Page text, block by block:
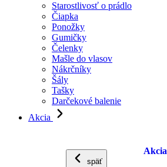
Starostlivosť o prádlo
Čiapka
Ponožky
Gumičky
Čelenky
Mašle do vlasov
Nákrčníky
Šály
Tašky
Darčekové balenie
Akcia
späť
Akcia